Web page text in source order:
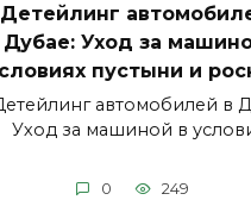
Детейлинг
Дубае: Уход за
пустыни и
автомобилей в
Уход за машиной в
0 249